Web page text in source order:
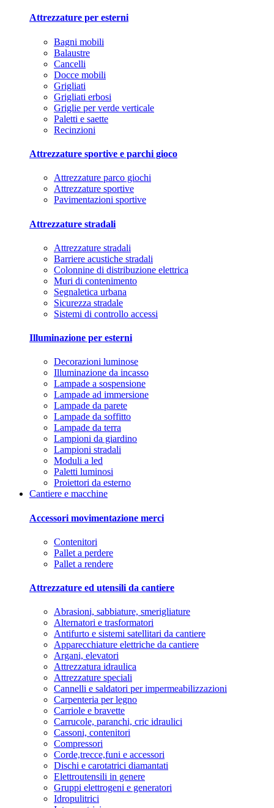
Attrezzature per esterni
Bagni mobili
Balaustre
Cancelli
Docce mobili
Grigliati
Grigliati erbosi
Griglie per verde verticale
Paletti e saette
Recinzioni
Attrezzature sportive e parchi gioco
Attrezzature parco giochi
Attrezzature sportive
Pavimentazioni sportive
Attrezzature stradali
Attrezzature stradali
Barriere acustiche stradali
Colonnine di distribuzione elettrica
Muri di contenimento
Segnaletica urbana
Sicurezza stradale
Sistemi di controllo accessi
Illuminazione per esterni
Decorazioni luminose
Illuminazione da incasso
Lampade a sospensione
Lampade ad immersione
Lampade da parete
Lampade da soffitto
Lampade da terra
Lampioni da giardino
Lampioni stradali
Moduli a led
Paletti luminosi
Proiettori da esterno
Cantiere e macchine
Accessori movimentazione merci
Contenitori
Pallet a perdere
Pallet a rendere
Attrezzature ed utensili da cantiere
Abrasioni, sabbiature, smerigliature
Alternatori e trasformatori
Antifurto e sistemi satellitari da cantiere
Apparecchiature elettriche da cantiere
Argani, elevatori
Attrezzatura idraulica
Attrezzature speciali
Cannelli e saldatori per impermeabilizzazioni
Carpenteria per legno
Carriole e bravette
Carrucole, paranchi, cric idraulici
Cassoni, contenitori
Compressori
Corde,trecce,funi e accessori
Dischi e carotatrici diamantati
Elettroutensili in genere
Gruppi elettrogeni e generatori
Idropulitrici